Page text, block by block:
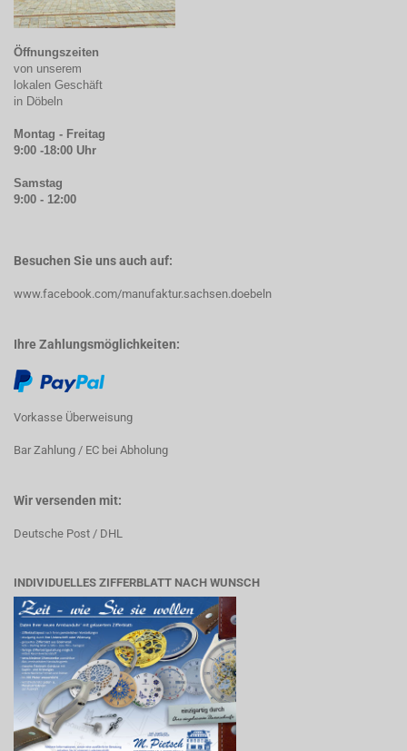
Öffnungszeiten
von unserem
lokalen Geschäft
in Döbeln
Montag - Freitag
9:00 -18:00 Uhr
Samstag
9:00 - 12:00
Besuchen Sie uns auch auf:
www.facebook.com/manufaktur.sachsen.doebeln
Ihre Zahlungsmöglichkeiten:
Vorkasse Überweisung
Bar Zahlung / EC bei Abholung
Wir versenden mit:
Deutsche Post / DHL
INDIVIDUELLES ZIFFERBLATT NACH WUNSCH